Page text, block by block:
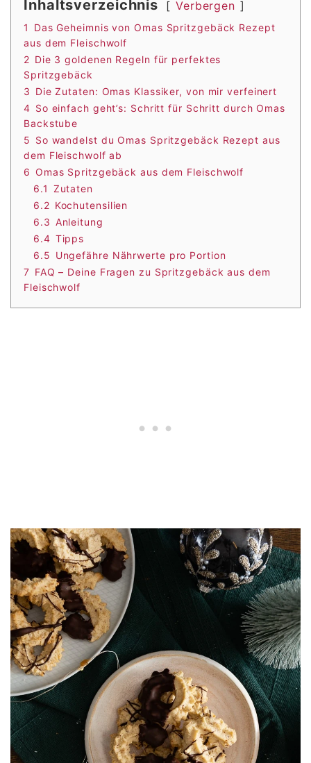
Inhaltsverzeichnis Verbergen
1
Das Geheimnis von Omas Spritzgebäck Rezept
aus dem Fleischwolf
2 Die 3 goldenen Regeln für perfektes
Spritzgebäck
3 Die Zutaten: Omas Klassiker, von mir verfeinert
4 So einfach geht’s: Schritt für Schritt durch Omas
Backstube
5 So wandelst du Omas Spritzgebäck Rezept aus
dem Fleischwolf ab
6 Omas Spritzgebäck aus dem Fleischwolf
6.1 Zutaten
6.2 Kochutensilien
6.3 Anleitung
6.4 Tipps
6.5 Ungefähre Nährwerte pro Portion
7 FAQ – Deine Fragen zu Spritzgebäck aus dem
Fleischwolf